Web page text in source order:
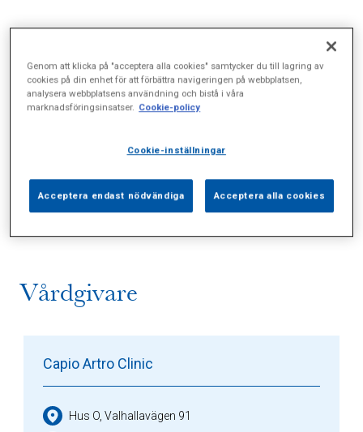
Sidor (0) Press (0) Sophianytt (0)
Vårdgivare
Capio Artro Clinic
Hus O, Valhallavägen 91
Genom att klicka på "acceptera alla cookies" samtycker du till lagring av
cookies på din enhet för att förbättra navigeringen på webbplatsen,
analysera webbplatsens användning och bistå i våra
marknadsföringsinsatser. Cookie-policy
Cookie-inställningar
Acceptera endast nödvändiga Acceptera alla cookies